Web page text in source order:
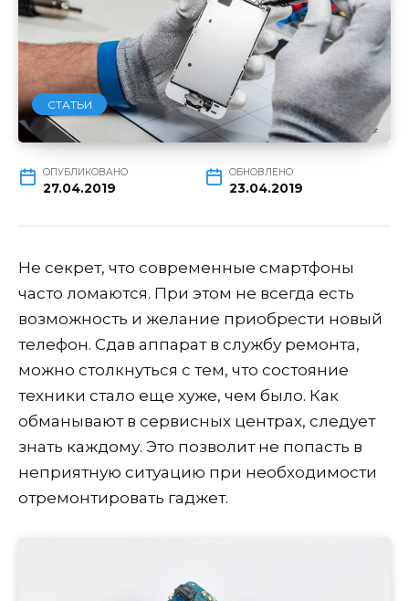
СТАТЬИ
ОПУБЛИКОВАНО
27.04.2019
ОБНОВЛЕНО
23.04.2019
Не секрет, что современные смартфоны
часто ломаются. При этом не всегда есть
возможность и желание приобрести новый
телефон. Сдав аппарат в службу ремонта,
можно столкнуться с тем, что состояние
техники стало еще хуже, чем было. Как
обманывают в сервисных центрах, следует
знать каждому. Это позволит не попасть в
неприятную ситуацию при необходимости
отремонтировать гаджет.